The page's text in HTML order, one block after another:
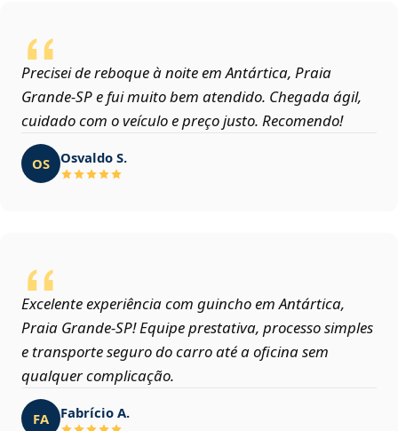
Precisei de reboque à noite em Antártica, Praia
Grande‑SP e fui muito bem atendido. Chegada ágil,
cuidado com o veículo e preço justo. Recomendo!
OS Osvaldo S.
Excelente experiência com guincho em Antártica,
Praia Grande‑SP! Equipe prestativa, processo simples
e transporte seguro do carro até a oficina sem
qualquer complicação.
FA Fabrício A.